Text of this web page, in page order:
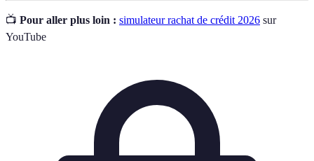
📺 Pour aller plus loin : simulateur rachat de crédit 2026 sur
YouTube